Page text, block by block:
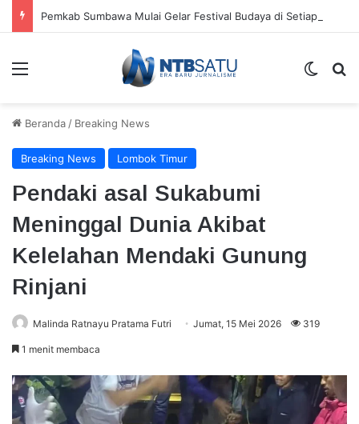
Menu
Beranda / Breaking News
Breaking News Lombok Timur
Pendaki asal Sukabumi
Meninggal Dunia Akibat
Kelelahan Mendaki Gunung
Rinjani
Malinda Ratnayu Pratama Futri Jumat, 15 Mei 2026 319
1 menit membaca